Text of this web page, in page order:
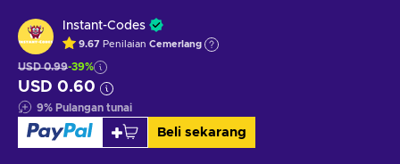
Instant-Codes
9.67 Penilaian Cemerlang
USD 0.99-39%
USD 0.60
9% Pulangan tunai
Beli sekarang